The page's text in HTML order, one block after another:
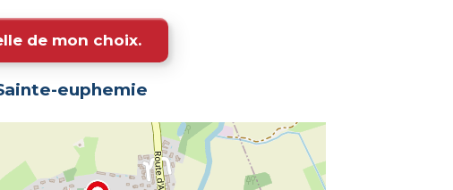
de mon choix.
euphemie